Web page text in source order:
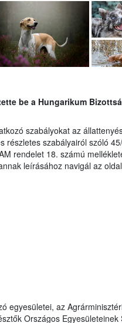
be a Hungarikum
szabályokat az
részletes szabályairól szóló
rendelet 18. számú
leírásához navigál az
egyesületei, az
Országos